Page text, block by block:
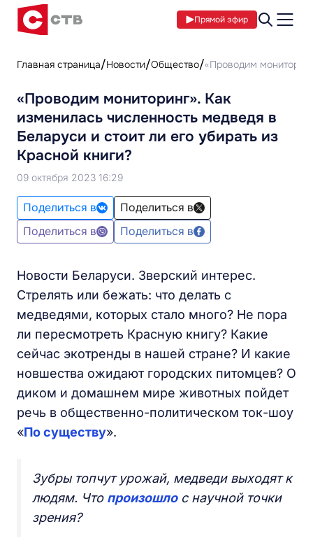
Прямой эфир
Главная страница Новости Общество «Проводим
«Проводим мониторинг». Как
изменилась численность медведя в
Беларуси и стоит ли его убирать из
Красной книги?
09 октября 2023 16:29
Поделиться в
Поделиться в
Поделиться в
Поделиться в
Новости Беларуси. Зверский интерес.
Стрелять или бежать: что делать с
медведями, которых стало много? Не пора
ли пересмотреть Красную книгу? Какие
сейчас экотренды в нашей стране? И какие
новшества ожидают городских питомцев? О
диком и домашнем мире животных пойдет
речь в общественно-политическом ток-шоу
«По существу».
Зубры топчут урожай, медведи выходят к
людям. Что произошлос научной точки
зрения?